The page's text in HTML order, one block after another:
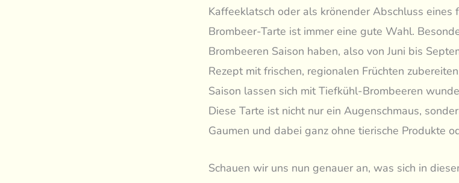
Kaffeeklatsch oder als krönender Abschluss eines
Brombeer-Tarte ist immer eine gute Wahl.
Brombeeren Saison haben, also von Juni bis
Rezept mit frischen, regionalen Früchten
Saison lassen sich mit Tiefkühl-Brombeeren
Diese Tarte ist nicht nur ein Augenschmaus,
Gaumen und dabei ganz ohne tierische Produkte
Schauen wir uns nun genauer an, was sich in